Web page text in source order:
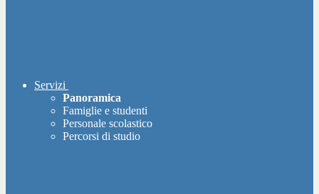
Servizi
Panoramica
Famiglie e studenti
Personale scolastico
Percorsi di studio